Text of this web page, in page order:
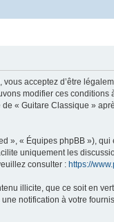
acceptez d’être
modifier ces conditions
« Guitare Classique »
», « Équipes phpBB »),
uniquement les
consulter : https://
illicite, que ce soit en
notification à votre